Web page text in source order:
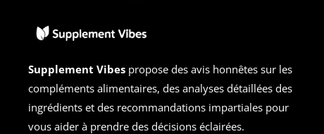
Supplement Vibes propose des avis honnêtes sur les
compléments alimentaires, des analyses détaillées des
ingrédients et des recommandations impartiales pour
vous aider à prendre des décisions éclairées.